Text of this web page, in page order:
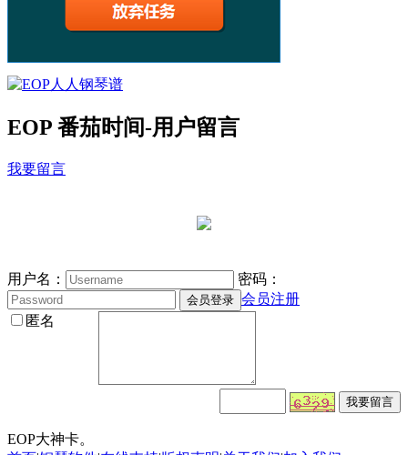
EOP 番茄时间-用户留言
我要留言
用户名：
密码：
会员注册
匿名
EOP大神卡。